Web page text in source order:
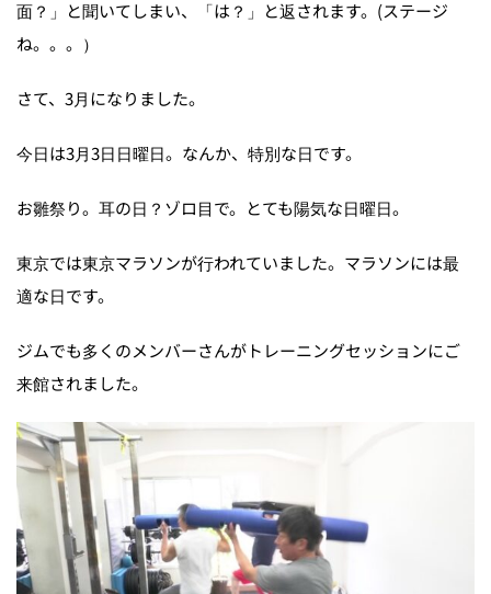
面？」と聞いてしまい、「は？」と返されます。(ステージ
ね。。。）
さて、3月になりました。
今日は3月3日日曜日。なんか、特別な日です。
お雛祭り。耳の日？ゾロ目で。とても陽気な日曜日。
東京では東京マラソンが行われていました。マラソンには最
適な日です。
ジムでも多くのメンバーさんがトレーニングセッションにご
来館されました。